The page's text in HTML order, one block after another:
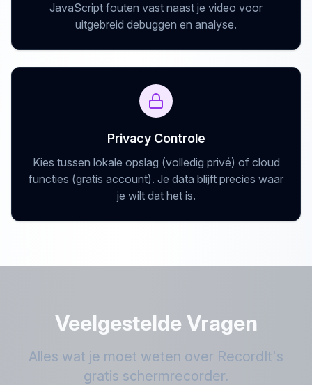
JavaScript fouten vast naast je video voor
uitgebreid debuggen en analyse.
Privacy Controle
Kies tussen lokale opslag (volledig privé) of cloud
functies (gratis account). Je data blijft precies waar
je wilt dat het is.
Veelgestelde Vragen
Alles wat je moet weten over RecordIt's
gratis schermrecorder.